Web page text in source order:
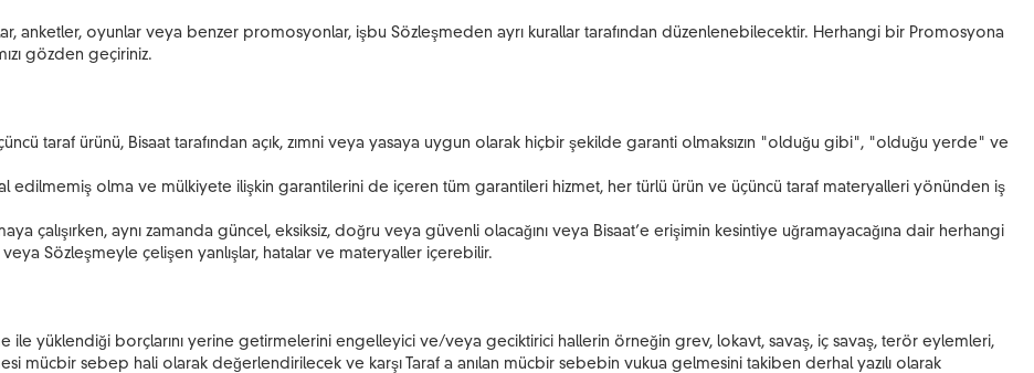
anketler, oyunlar veya benzer promosyonlar, işbu Sözleşmeden ayrı kurallar tarafından düzenlenebilecektir. Herhangi bir Promosyona
gözden geçiriniz.
taraf ürünü, Bisaat tarafından açık, zımni veya yasaya uygun olarak hiçbir şekilde garanti olmaksızın "olduğu gibi", "olduğu yerde" ve
edilmemiş olma ve mülkiyete ilişkin garantilerini de içeren tüm garantileri hizmet, her türlü ürün ve üçüncü taraf materyalleri yönünden iş
çalışırken, aynı zamanda güncel, eksiksiz, doğru veya güvenli olacağını veya Bisaat’e erişimin kesintiye uğramayacağına dair herhangi
veya Sözleşmeyle çelişen yanlışlar, hatalar ve materyaller içerebilir.
ile yüklendiği borçlarını yerine getirmelerini engelleyici ve/veya geciktirici hallerin örneğin grev, lokavt, savaş, iç savaş, terör eylemleri,
mücbir sebep hali olarak değerlendirilecek ve karşı Taraf a anılan mücbir sebebin vukua gelmesini takiben derhal yazılı olarak